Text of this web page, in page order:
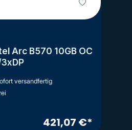
Arc B570 10GB OC
versandfertig
421,07 €*